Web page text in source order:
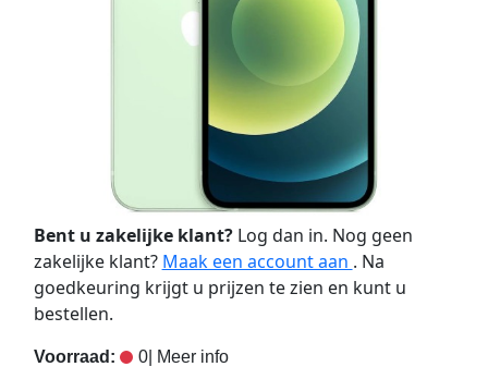
Bent u zakelijke klant?Log dan in. Nog geen
zakelijke klant? Maak een account aan . Na
goedkeuring krijgt u prijzen te zien en kunt u
bestellen.
Voorraad: 0| Meer info